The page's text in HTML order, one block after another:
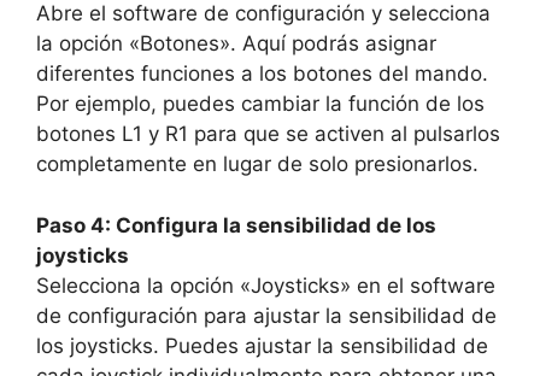
Abre el software de configuración y selecciona
la opción «Botones». Aquí podrás asignar
diferentes funciones a los botones del mando.
Por ejemplo, puedes cambiar la función de los
botones L1 y R1 para que se activen al pulsarlos
completamente en lugar de solo presionarlos.
Paso 4: Configura la sensibilidad de los
joysticks
Selecciona la opción «Joysticks» en el software
de configuración para ajustar la sensibilidad de
los joysticks. Puedes ajustar la sensibilidad de